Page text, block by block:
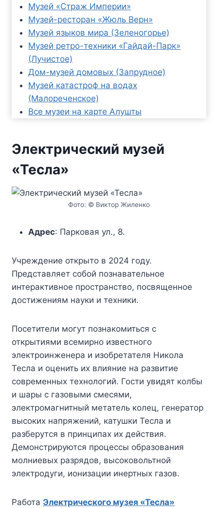
Музей «Страж Империи»
Музей-ресторан «Жюль Верн»
Музей языков мира (Зеленогорье)
Музей ретро-техники «Гайдай-Парк»
(Лучистое)
Дом-музей домовых (Запрудное)
Музей катастроф на водах
(Малореченское)
Все музеи на карте Алушты
Электрический музей
«Тесла»
Фото: © Виктор Жиленко
Адрес: Парковая ул., 8.
Учреждение открыто в 2024 году.
Представляет собой познавательное
интерактивное пространство, посвященное
достижениям науки и техники.
Посетители могут познакомиться с
открытиями всемирно известного
электроинженера и изобретателя Никола
Тесла и оценить их влияние на развитие
современных технологий. Гости увидят колбы
и шары с газовыми смесями,
электромагнитный метатель колец, генератор
высоких напряжений, катушки Тесла и
разберутся в принципах их действия.
Демонстрируются процессы образования
молниевых разрядов, высоковольтной
электродуги, ионизации инертных газов.
Работа Электрического музея «Тесла»